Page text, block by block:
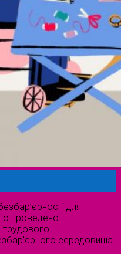
для
проведено
трудового
середовища.